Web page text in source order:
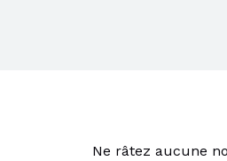
Ne râtez aucune